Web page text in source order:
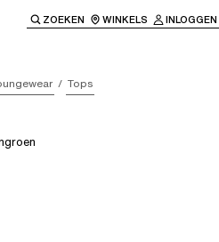
de hoofdnavigatie.
ZOEKEN WINKELS INLOGGEN
Tops